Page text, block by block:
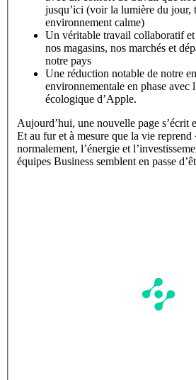
jusqu’ici (voir la lumière du jour,
environnement calme)
Un véritable travail collaboratif et
nos magasins, nos marchés et
notre pays
Une réduction notable de notre
environnementale en phase avec
écologique d’Apple.
Aujourd’hui, une nouvelle page s’écrit
Et au fur et à mesure que la vie reprend
normalement, l’énergie et
équipes Business semblent en passe